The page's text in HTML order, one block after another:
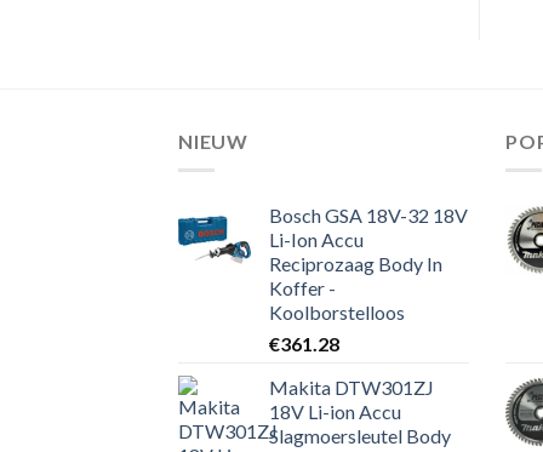
NIEUW
Bosch GSA 18V-32 18V
Li-Ion Accu
Reciprozaag Body In
Koffer -
Koolborstelloos
€361.28
Makita DTW301ZJ
18V Li-ion Accu
Slagmoersleutel Body